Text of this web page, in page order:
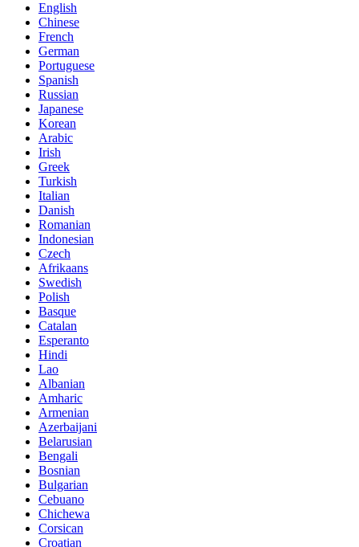
English
Chinese
French
German
Portuguese
Spanish
Russian
Japanese
Korean
Arabic
Irish
Greek
Turkish
Italian
Danish
Romanian
Indonesian
Czech
Afrikaans
Swedish
Polish
Basque
Catalan
Esperanto
Hindi
Lao
Albanian
Amharic
Armenian
Azerbaijani
Belarusian
Bengali
Bosnian
Bulgarian
Cebuano
Chichewa
Corsican
Croatian